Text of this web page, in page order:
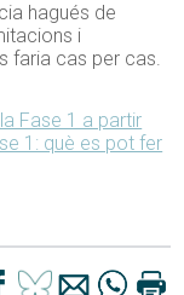
hagués de
i
faria cas per cas.
Fase 1 a partir
1: què es pot fer